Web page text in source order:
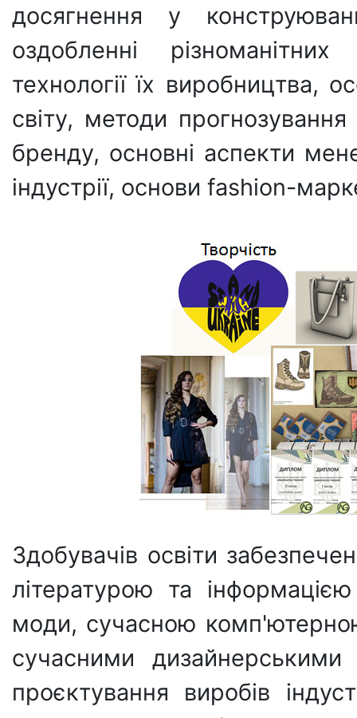
досягнення у
оздобленні
технології їх виробництва,
світу, методи
бренду, основні аспекти
індустрії, основи fashion-
Здобувачів освіти
літературою та інформацією
моди, сучасною
сучасними
проєктування виробів